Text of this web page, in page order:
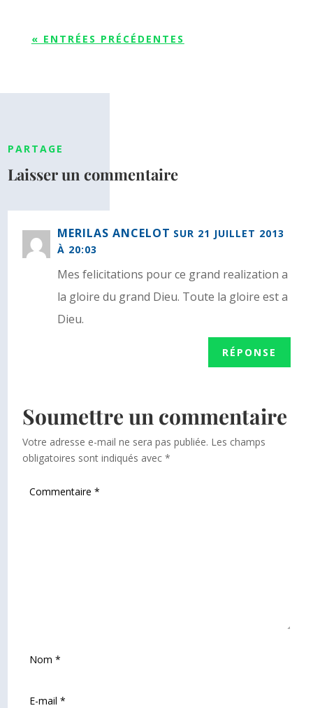
« ENTRÉES PRÉCÉDENTES
PARTAGE
Laisser un commentaire
MERILAS ANCELOT SUR 21 JUILLET 2013
À 20:03
Mes felicitations pour ce grand realization a
la gloire du grand Dieu. Toute la gloire est a
Dieu.
RÉPONSE
Soumettre un commentaire
Votre adresse e-mail ne sera pas publiée. Les champs
obligatoires sont indiqués avec*